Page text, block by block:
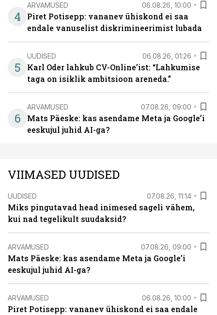
4
ARVAMUSED 06.08.26, 10:00
Piret Potisepp: vananev ühiskond ei saa
endale vanuselist diskrimineerimist lubada
5
UUDISED 06.08.26, 01:26
Karl Oder lahkub CV-Online’ist: “Lahkumise
taga on isiklik ambitsioon areneda.”
6
ARVAMUSED 07.08.26, 09:00
Mats Päeske: kas asendame Meta ja Google’i
eeskujul juhid AI-ga?
VIIMASED UUDISED
UUDISED 07.08.26, 11:14
Miks pingutavad head inimesed sageli vähem,
kui nad tegelikult suudaksid?
ARVAMUSED 07.08.26, 09:00
Mats Päeske: kas asendame Meta ja Google’i
eeskujul juhid AI-ga?
ARVAMUSED 06.08.26, 10:00
Piret Potisepp: vananev ühiskond ei saa endale